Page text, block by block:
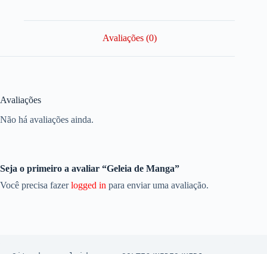
Avaliações (0)
Avaliações
Não há avaliações ainda.
Seja o primeiro a avaliar “Geleia de Manga”
Você precisa fazerlogged in para enviar uma avaliação.